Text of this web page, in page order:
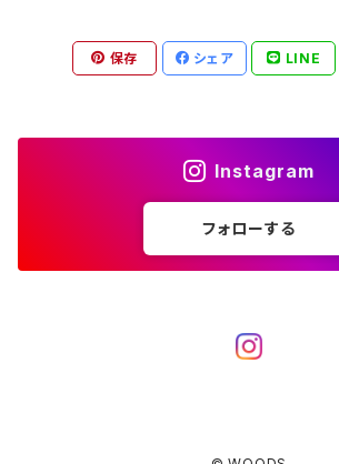
BROOKLYN WORKS
カトラリー
ヘッドライト／ランタン
アクセサリー
アクセサリー
七輪、グリル
ガスストーブ
湯たんぽ
斧、鉈
クッキングギア
バーナー／ストーブ
カトラリー
コンテナ、ギアケース
フットウェア
アクセサリー
保存 シェア LINE
Instagram
フォローする